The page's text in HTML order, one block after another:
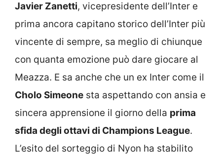
Javier Zanetti, vicepresidente dell’Inter e
prima ancora capitano storico dell’Inter più
vincente di sempre, sa meglio di chiunque
con quanta emozione può dare giocare al
Meazza. E sa anche che un ex Inter come il
Cholo Simeone sta aspettando con ansia e
sincera apprensione il giorno della prima
sfida degli ottavi di Champions League.
L’esito del sorteggio di Nyon ha stabilito